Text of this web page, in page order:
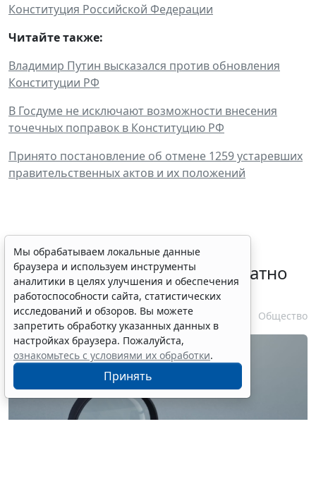
Конституция Российской Федерации
Читайте также:
Владимир Путин высказался против обновления
Конституции РФ
В Госдуме не исключают возможности внесения
точечных поправок в Конституцию РФ
Принято постановление об отмене 1259 устаревших
правительственных актов и их положений
Временное удостоверение
личности оформляется бесплатно
при утрате паспорта
7 августа 2026 17:55 Общество
Мы обрабатываем локальные данные
браузера и используем инструменты
аналитики в целях улучшения и обеспечения
работоспособности сайта, статистических
исследований и обзоров. Вы можете
запретить обработку указанных данных в
настройках браузера. Пожалуйста,
ознакомьтесь с условиями их обработки.
Принять